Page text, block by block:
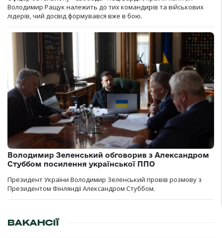
Володимир Ращук належить до тих командирів та військових
лідерів, чий досвід формувався вже в бою.
Володимир Зеленський обговорив з Александром
Стуббом посилення української ППО
Президент України Володимир Зеленський провів розмову з
Президентом Фінляндії Александром Стуббом.
ВАКАНСІЇ